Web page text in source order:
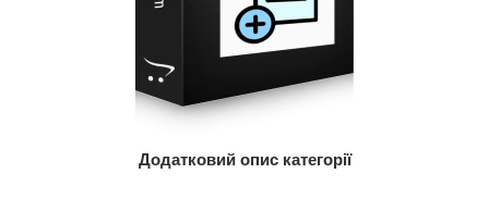
Додатковий опис категорії